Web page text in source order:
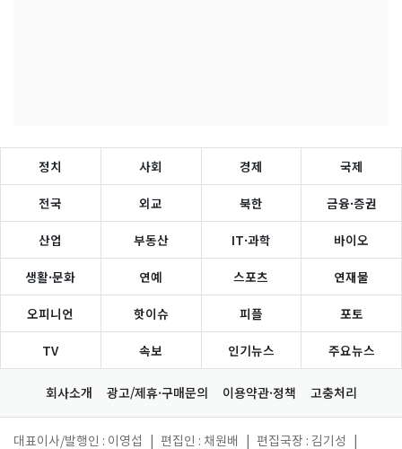
정치 사회 경제 국제
전국 외교 북한 금융·증권
산업 부동산 IT·과학 바이오
생활·문화 연예 스포츠 연재물
오피니언 핫이슈 피플 포토
TV 속보 인기뉴스 주요뉴스
회사소개 광고/제휴·구매문의 이용약관·정책 고충처리
대표이사/발행인 : 이영섭 편집인 : 채원배 편집국장 : 김기성